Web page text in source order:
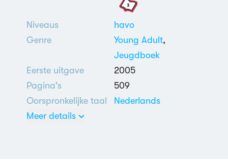
Niveaus
havo
Genre
Young Adult,
Jeugdboek
Eerste uitgave
2005
Pagina's
509
Oorspronkelijke taal
Nederlands
Meer details